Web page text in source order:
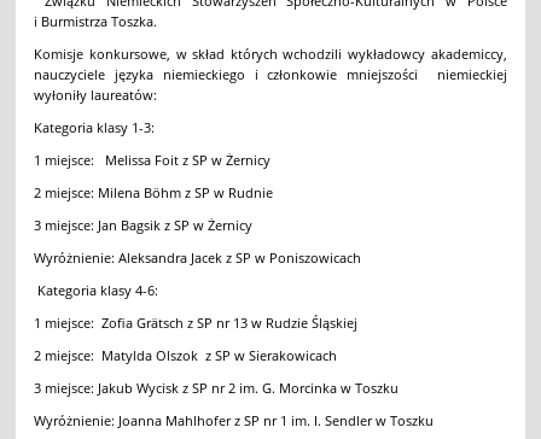
i Burmistrza Toszka.
Komisje konkursowe, w skład których wchodzili wykładowcy akademiccy,
nauczyciele języka niemieckiego i członkowie mniejszości niemieckiej
wyłoniły laureatów:
Kategoria klasy 1-3:
1 miejsce: Melissa Foit z SP w Żernicy
2 miejsce: Milena Böhm z SP w Rudnie
3 miejsce: Jan Bagsik z SP w Żernicy
Wyróżnienie: Aleksandra Jacek z SP w Poniszowicach
Kategoria klasy 4-6:
1 miejsce: Zofia Grätsch z SP nr 13 w Rudzie Śląskiej
2 miejsce: Matylda Olszok z SP w Sierakowicach
3 miejsce: Jakub Wycisk z SP nr 2 im. G. Morcinka w Toszku
Wyróżnienie: Joanna Mahlhofer z SP nr 1 im. I. Sendler w Toszku